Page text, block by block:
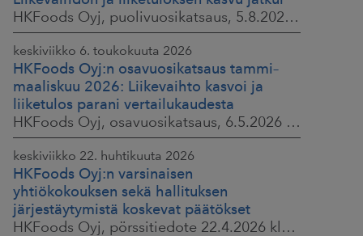
HKFoods Oyj, puolivuosikatsaus, 5.8.2026 klo 8.30
keskiviikko 6. toukokuuta 2026
HKFoods Oyj:n osavuosikatsaus tammi–
maaliskuu 2026: Liikevaihto kasvoi ja
liiketulos parani vertailukaudesta
HKFoods Oyj, osavuosikatsaus, 6.5.2026 klo 8.30
keskiviikko 22. huhtikuuta 2026
HKFoods Oyj:n varsinaisen
yhtiökokouksen sekä hallituksen
järjestäytymistä koskevat päätökset
HKFoods Oyj, pörssitiedote 22.4.2026 klo 14.45